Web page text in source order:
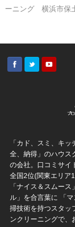
ーニング 横浜市保
「カド、スミ、キ
全、納得」のハウス
の会社。口コミサイ
全国2位(関東エリア
「ナイス＆スムー
ル」を合言葉に 「
掃技術を持つスタッ
ンクリーニングで、